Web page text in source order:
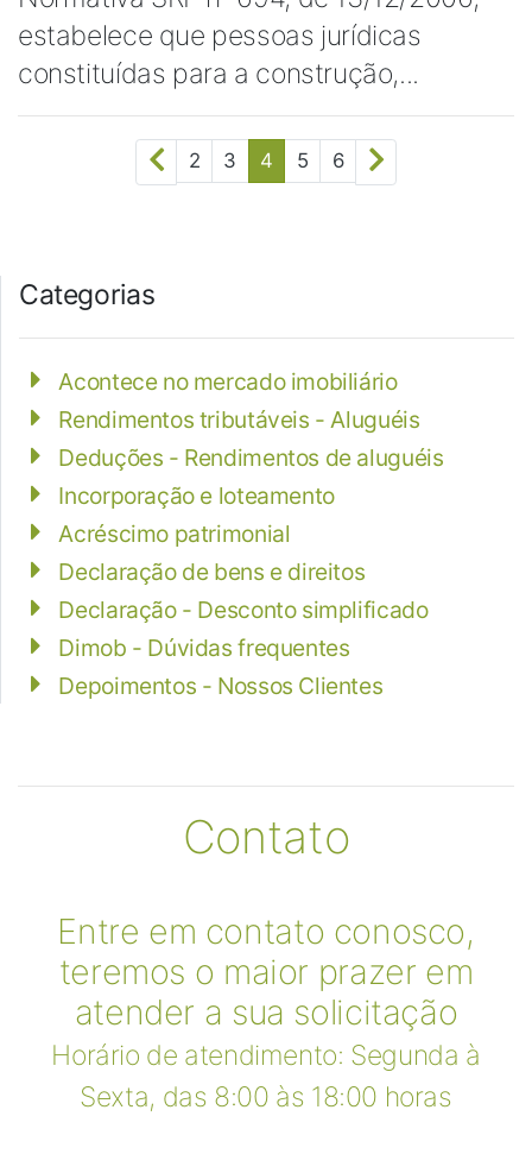
estabelece que pessoas jurídicas
constituídas para a construção,...
2 3 4 5 6
Categorias
Acontece no mercado imobiliário
Rendimentos tributáveis - Aluguéis
Deduções - Rendimentos de aluguéis
Incorporação e loteamento
Acréscimo patrimonial
Declaração de bens e direitos
Declaração - Desconto simplificado
Dimob - Dúvidas frequentes
Depoimentos - Nossos Clientes
Contato
Entre em contato conosco,
teremos o maior prazer em
atender a sua solicitação
Horário de atendimento: Segunda à
Sexta, das 8:00 às 18:00 horas